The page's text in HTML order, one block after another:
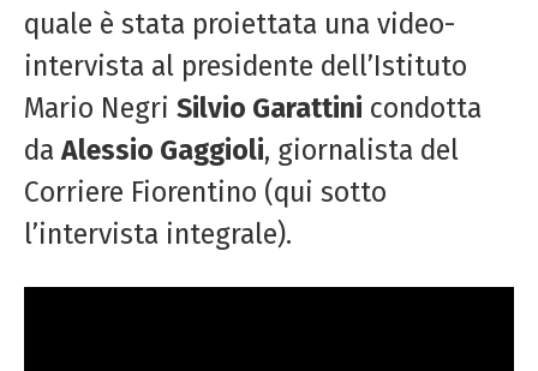
quale è stata proiettata una video-
intervista al presidente dell’Istituto
Mario Negri Silvio Garattini condotta
da Alessio Gaggioli, giornalista del
Corriere Fiorentino (qui sotto
l’intervista integrale).